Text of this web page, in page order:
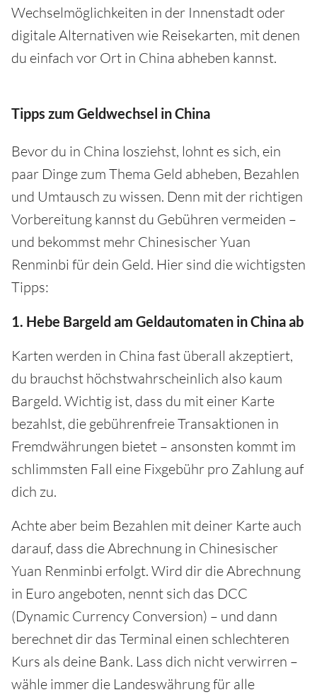
Wechselmöglichkeiten in der Innenstadt oder
digitale Alternativen wie Reisekarten, mit denen
du einfach vor Ort in China abheben kannst.
Tipps zum Geldwechsel in China
Bevor du in China losziehst, lohnt es sich, ein
paar Dinge zum Thema Geld abheben, Bezahlen
und Umtausch zu wissen. Denn mit der richtigen
Vorbereitung kannst du Gebühren vermeiden –
und bekommst mehr Chinesischer Yuan
Renminbi für dein Geld. Hier sind die wichtigsten
Tipps:
1. Hebe Bargeld am Geldautomaten in China ab
Karten werden in China fast überall akzeptiert,
du brauchst höchstwahrscheinlich also kaum
Bargeld. Wichtig ist, dass du mit einer Karte
bezahlst, die gebührenfreie Transaktionen in
Fremdwährungen bietet – ansonsten kommt im
schlimmsten Fall eine Fixgebühr pro Zahlung auf
dich zu.
Achte aber beim Bezahlen mit deiner Karte auch
darauf, dass die Abrechnung in Chinesischer
Yuan Renminbi erfolgt. Wird dir die Abrechnung
in Euro angeboten, nennt sich das DCC
(Dynamic Currency Conversion) – und dann
berechnet dir das Terminal einen schlechteren
Kurs als deine Bank. Lass dich nicht verwirren –
wähle immer die Landeswährung für alle